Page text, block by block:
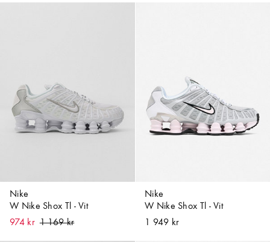
Nike
W Nike Shox Tl - Vit
974 kr
Nike
W Nike Shox Tl - Vit
1 949 kr